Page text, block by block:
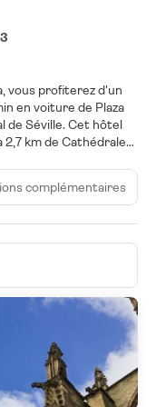
vous profiterez d'un
en voiture de Plaza
Cet hôtel
km de Cathédrale
de pur bien-
de l'hébergement,
Parmi les services et
également
conciergerie et un
invitent à la détente et
LCD. L'accès
en contact avec
un bidet et
offerts par
complémentaires